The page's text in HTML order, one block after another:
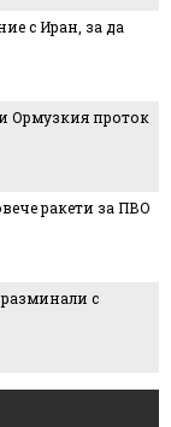
с Иран, за да
Ормузкия проток
ракети за ПВО
с